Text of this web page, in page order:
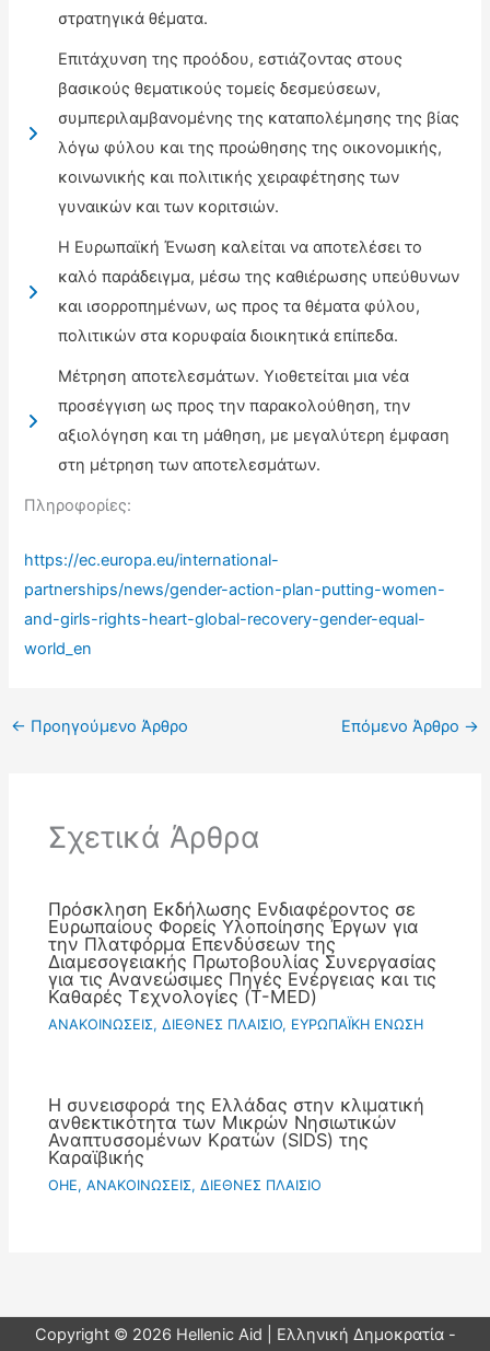
στρατηγικά θέματα.
Επιτάχυνση της προόδου, εστιάζοντας στους
βασικούς θεματικούς τομείς δεσμεύσεων,
συμπεριλαμβανομένης της καταπολέμησης της βίας
λόγω φύλου και της προώθησης της οικονομικής,
κοινωνικής και πολιτικής χειραφέτησης των
γυναικών και των κοριτσιών.
Η Ευρωπαϊκή Ένωση καλείται να αποτελέσει το
καλό παράδειγμα, μέσω της καθιέρωσης υπεύθυνων
και ισορροπημένων, ως προς τα θέματα φύλου,
πολιτικών στα κορυφαία διοικητικά επίπεδα.
Μέτρηση αποτελεσμάτων. Υιοθετείται μια νέα
προσέγγιση ως προς την παρακολούθηση, την
αξιολόγηση και τη μάθηση, με μεγαλύτερη έμφαση
στη μέτρηση των αποτελεσμάτων.
Πληροφορίες:
https://ec.europa.eu/international-
partnerships/news/gender-action-plan-putting-women-
and-girls-rights-heart-global-recovery-gender-equal-
world_en
← Προηγούμενο Άρθρο Επόμενο Άρθρο →
Σχετικά Άρθρα
Πρόσκληση Εκδήλωσης Ενδιαφέροντος σε
Ευρωπαίους Φορείς Υλοποίησης Έργων για
την Πλατφόρμα Επενδύσεων της
Διαμεσογειακής Πρωτοβουλίας Συνεργασίας
για τις Ανανεώσιμες Πηγές Ενέργειας και τις
Καθαρές Τεχνολογίες (T-MED)
ΑΝΑΚΟΙΝΩΣΕΙΣ,ΔΙΕΘΝΕΣ ΠΛΑΙΣΙΟ, ΕΥΡΩΠΑΪΚΗ ΕΝΩΣΗ
Η συνεισφορά της Ελλάδας στην κλιματική
ανθεκτικότητα των Μικρών Νησιωτικών
Αναπτυσσομένων Κρατών (SIDS) της
Καραϊβικής
OHE,ΑΝΑΚΟΙΝΩΣΕΙΣ,ΔΙΕΘΝΕΣ ΠΛΑΙΣΙΟ
Copyright © 2026 Hellenic Aid | Ελληνική Δημοκρατία -